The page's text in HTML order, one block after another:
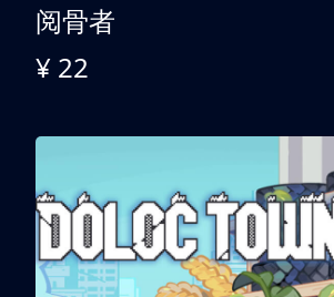
阅骨者
¥ 22